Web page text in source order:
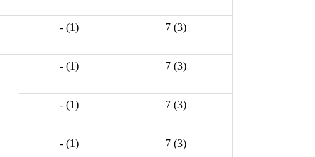
- (1) 7 (3)
- (1) 7 (3)
- (1) 7 (3)
- (1) 7 (3)